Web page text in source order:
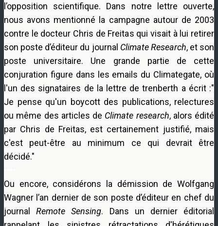
l’opposition scientifique. Dans notre lettre ouverte,
nous avons mentionné la campagne autour de 2003
contre le docteur Chris de Freitas qui visait à lui retirer
son poste d’éditeur du journal Climate Research, et son
poste universitaire. Une grande partie de cette
conjuration figure dans les emails du Climategate, où
l'un des signataires de la lettre de trenberth a écrit :"
Je pense qu'un boycott des publications, relectures
ou même des articles de Climate research, alors édité
par Chris de Freitas, est certainement justifié, mais
c'est peut-être au minimum ce qui devrait être
décidé."
Ou encore, considérons la démission de Wolfgang
Wagner l’an dernier de son poste d’éditeur en chef du
journalRemote Sensing. Dans un dernier éditorial